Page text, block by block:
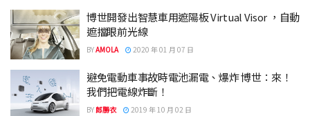
博世開發出智慧車用遮陽板 Virtual Visor ，自動
遮擋眼前光線
BYAMOLA 2020 年 01 月 07 日
避免電動車事故時電池漏電、爆炸 博世：來！
我們把電線炸斷！
BY 郎勝衣 2019 年 10 月 02 日